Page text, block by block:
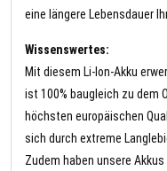
eine längere Lebensdauer
Wissenswertes:
Mit diesem Li-Ion-Akku
ist 100% baugleich zu dem
höchsten europäischen
sich durch extreme
Zudem haben unsere